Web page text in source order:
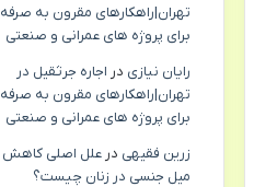
تهران|راهکارهای مقرون به صرفه
برای پروژه های عمرانی و صنعتی
رایان نیازی در اجاره جرثقیل در
تهران|راهکارهای مقرون به صرفه
برای پروژه های عمرانی و صنعتی
زرین فقیهی در علل اصلی کاهش
میل جنسی در زنان چیست؟